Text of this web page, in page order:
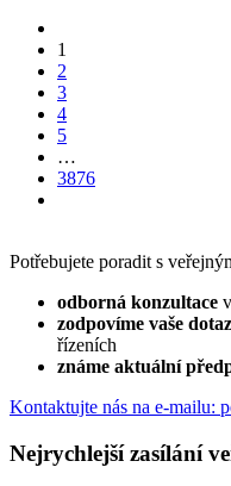
1
2
3
4
5
…
3876
Potřebujete poradit s
odborná konzultace
zodpovíme vaše
řízeních
známe aktuální
Kontaktujte nás na e-mailu:
Nejrychlejší zasílání